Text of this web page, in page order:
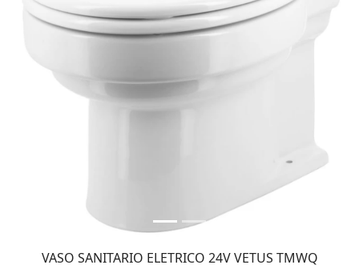
VASO SANITARIO ELETRICO 24V VETUS TMWQ